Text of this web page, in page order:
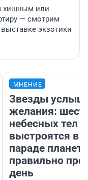
хищным или
— смотрим
экзотики
МНЕНИЕ
Звезды
желания:
небесных тел
выстроятся в
параде планет
правильно
день